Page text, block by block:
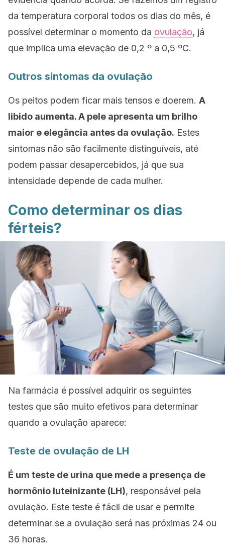
da temperatura corporal todos os dias do mês, é
possível determinar o momento da ovulação, já
que implica uma elevação de 0,2 º a 0,5 ºC.
Outros sintomas da ovulação
Os peitos podem ficar mais tensos e doerem. A
libido aumenta. A pele apresenta um brilho
maior e elegância antes da ovulação. Estes
sintomas não são facilmente distinguíveis, até
podem passar desapercebidos, já que sua
intensidade depende de cada mulher.
Como determinar os dias
férteis?
Na farmácia é possível adquirir os seguintes
testes que são muito efetivos para determinar
quando a ovulação aparece:
Teste de ovulação de LH
É um teste de urina que mede a presença de
hormônio luteinizante (LH), responsável pela
ovulação. Este teste é fácil de usar e permite
determinar se a ovulação será nas próximas 24 ou
36 horas.